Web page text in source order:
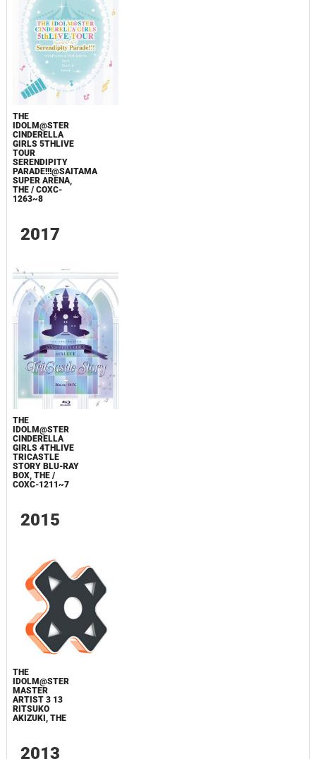
THE
IDOLM@STER
CINDERELLA
GIRLS 5THLIVE
TOUR
SERENDIPITY
PARADE!!!@SAITAMA
SUPER ARENA,
THE / COXC-
1263~8
2017
THE
IDOLM@STER
CINDERELLA
GIRLS 4THLIVE
TRICASTLE
STORY BLU-RAY
BOX, THE /
COXC-1211~7
2015
THE
IDOLM@STER
MASTER
ARTIST 3 13
RITSUKO
AKIZUKI, THE
2013